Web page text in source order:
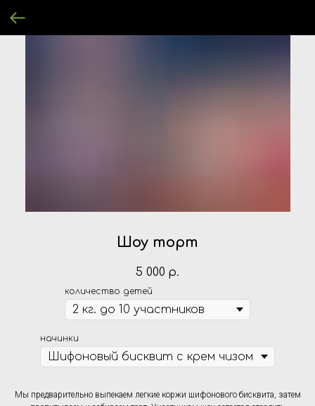
Шоу торт
5 000 р.
количество детей
начинки
Мы предварительно выпекаем легкие коржи шифонового бисквита, затем